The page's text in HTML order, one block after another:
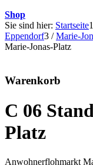
Shop
Sie sind hier: Startseite1
Eppendorf3 / Marie-
Marie-Jonas-Platz
Warenkorb
C 06
Platz
Anwohnerflohmarkt